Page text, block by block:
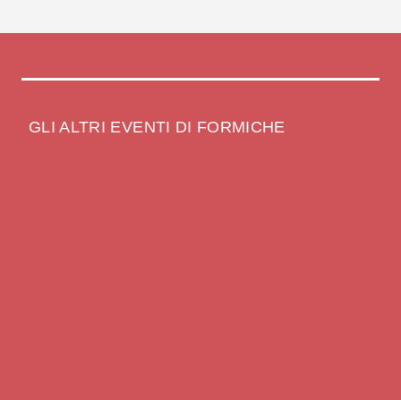
GLI ALTRI EVENTI DI FORMICHE